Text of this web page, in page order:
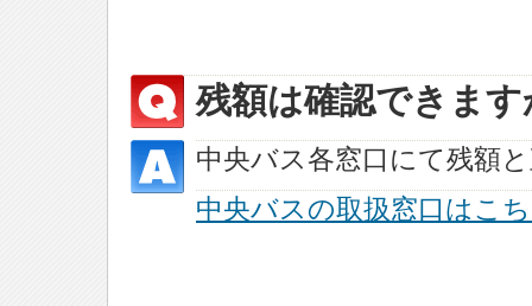
残額は確認できます
中央バス各窓口にて残額
中央バスの取扱窓口はこ